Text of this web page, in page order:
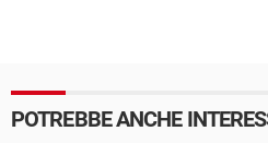
POTREBBE ANCHE